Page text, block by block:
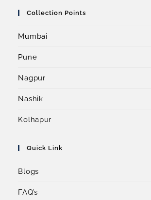
Collection Points
Mumbai
Pune
Nagpur
Nashik
Kolhapur
Quick Link
Blogs
FAQ’s